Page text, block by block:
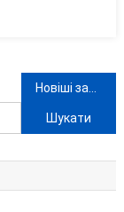
Новіші записи
Пошук: